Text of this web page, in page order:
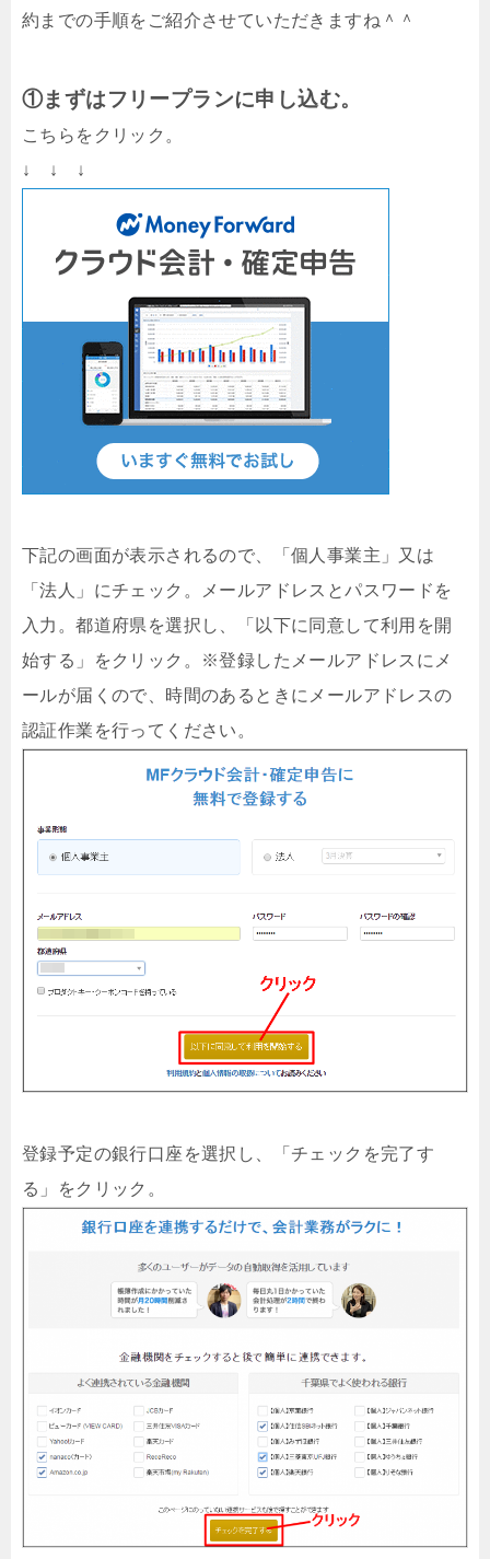
約までの手順をご紹介させていただきますね＾＾
①まずはフリープランに申し込む。
こちらをクリック。
↓ ↓ ↓
下記の画面が表示されるので、「個人事業主」又は
「法人」にチェック。メールアドレスとパスワードを
入力。都道府県を選択し、「以下に同意して利用を開
始する」をクリック。※登録したメールアドレスにメ
ールが届くので、時間のあるときにメールアドレスの
認証作業を行ってください。
登録予定の銀行口座を選択し、「チェックを完了す
る」をクリック。